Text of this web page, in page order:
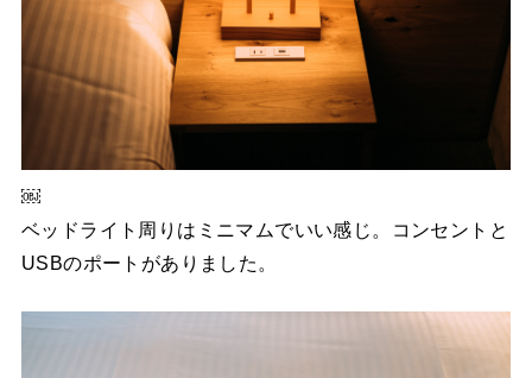
￼
ベッドライト周りはミニマムでいい感じ。コンセントと
USBのポートがありました。